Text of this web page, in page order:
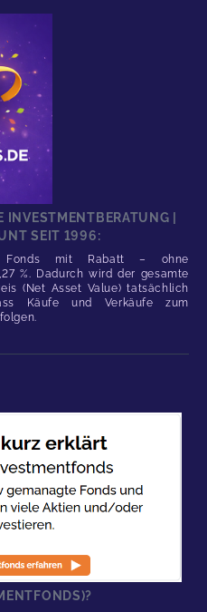
|
SEIT 1996:
Fonds mit Rabatt – ohne
%. Dadurch wird der gesamte
(Net Asset Value) tatsächlich
Käufe und Verkäufe zum